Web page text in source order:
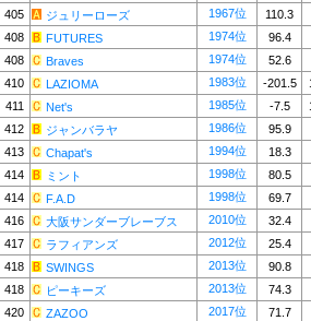
405
ジュリーローズ 1967位
110.3
408
FUTURES 1974位
96.4
408
Braves 1974位
52.6
410
LAZIOMA 1983位 -201.5
411
Net's 1985位 -7.5
412
ジャンバラヤ 1986位
95.9
413
Chapat's 1994位
18.3
414
ミント 1998位
80.5
414
F.A.D 1998位
69.7
416
大阪サンダーブレーブス 2010位
32.4
417
ラフィアンズ 2012位
25.4
418
SWINGS 2013位
90.8
418
ピーキーズ 2013位
74.3
420
ZAZOO 2017位
71.7